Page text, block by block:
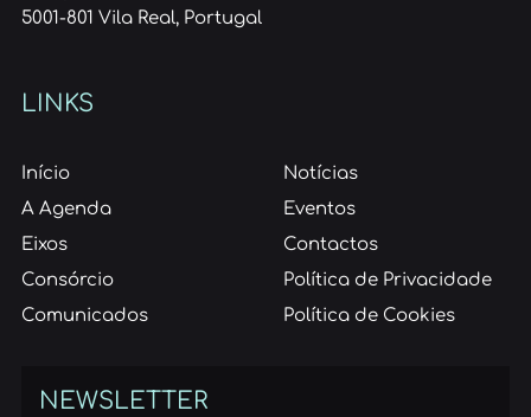
5001-801 Vila Real, Portugal
LINKS
Início
A Agenda
Eixos
Consórcio
Comunicados
Notícias
Eventos
Contactos
Política de Privacidade
Política de Cookies
NEWSLETTER